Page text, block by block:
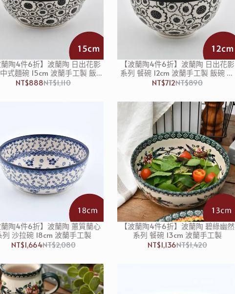
陶4件6折】波蘭陶 日出花影
式麵碗 15cm 波蘭手工製 飯碗
湯碗 碗公
NT$888NT$1,110
【波蘭陶4件6折】波蘭陶 日出花影
系列 餐碗 12cm 波蘭手工製 飯碗 湯
碗 碗公
NT$712NT$890
陶4件6折】波蘭陶 蕙質蘭心
列 沙拉碗 18cm 波蘭手工製
NT$1,664NT$2,080
【波蘭陶4件6折】波蘭陶 碧綠幽然
系列 餐碗 13cm 波蘭手工製
NT$1,136NT$1,420